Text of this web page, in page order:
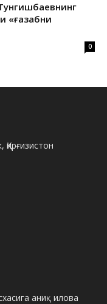
«ғазабни
0
аниқ илова